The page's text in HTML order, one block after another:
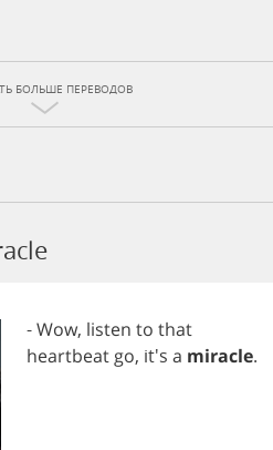
БОЛЬШЕ ПЕРЕВОДОВ
-Wow, listen to that
heartbeat go, it's a miracle.